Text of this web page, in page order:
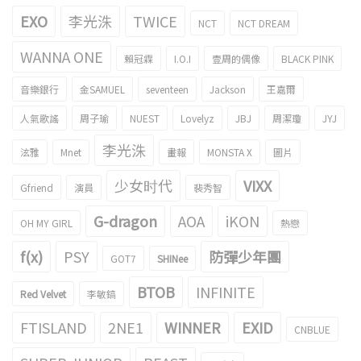
EXO 李光洙 TWICE NCT NCT DREAM
WANNA ONE 賴冠霖 I.O.I 壹周的偶像 BLACK PINK
音樂銀行 金SAMUEL seventeen Jackson 王嘉爾
人氣歌謠 周子瑜 NUEST Lovelyz JBJ 周潔瓊 JYJ
泫雅 Mnet 李光洙 畫報 MONSTA X 圖片
Gfriend 演員 少女时代 裴秀智 VIXX
OH MY GIRL G-dragon AOA iKON 熱戀
f(x) PSY GOT7 SHINee 防彈少年團
Red Velvet 李敏鎬 BTOB
INFINITE
FTISLAND
2NE1 WINNER EXID CNBLUE